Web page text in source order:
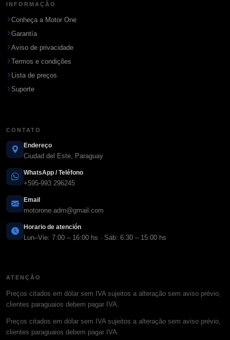
INFORMAÇÃO
Conheça a Motor One
Garantía
Aviso de privacidade
Termos e condições
Lista de preços
Suporte
CONTATO
Endereço
Ciudad del Este, Paraguay
WhatsApp / Teléfono
+595-993 296245
Email
motorone.adm@gmail.com
Horario de atención
Lun–Vie: 7:00 – 16:00 hs · Sáb: 6:30 – 15:00 hs
ATENÇÃO
Preços citados em dólar sem IVA sujeitos a alteração sem aviso prévio,
clientes paraguaios debem pagar IVA.
Preços citados em dólar sem IVA sujeitos a alteração sem aviso prévio,
clientes paraguaios debem pagar IVA.